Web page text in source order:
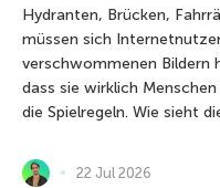
Hydranten, Brücken,
müssen sich
verschwommenen Bildern
dass sie wirklich
die Spielregeln. Wie sieht
22 Jul 2026